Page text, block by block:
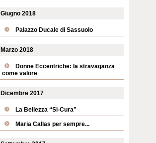
Giugno 2018
Palazzo Ducale di Sassuolo
Marzo 2018
Donne Eccentriche: la stravaganza
come valore
Dicembre 2017
La Bellezza “Si-Cura”
Maria Callas per sempre...